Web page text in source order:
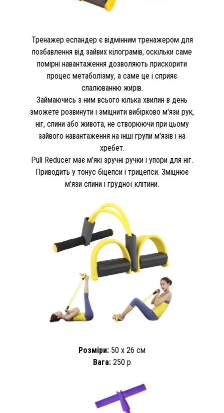
Тренажер еспандер є відмінним тренажером для
позбавлення від зайвих кілограмів, оскільки саме
помірні навантаження дозволяють прискорити
процес метаболізму, а саме це і сприяє
спалюванню жирів.
Займаючись з ним всього кілька хвилин в день
зможете розвинути і зміцнити вибірково м'язи рук,
ніг, спини або живота, не створюючи при цьому
зайвого навантаження на інші групи м'язів і на
хребет.
Pull Reducer має м'які зручні ручки і упори для ніг.
Приводить у тонус біцепси і трицепси. Зміцнює
м'язи спини і грудної клітини.
Розміри: 50 х 26 см
Вага: 250 р